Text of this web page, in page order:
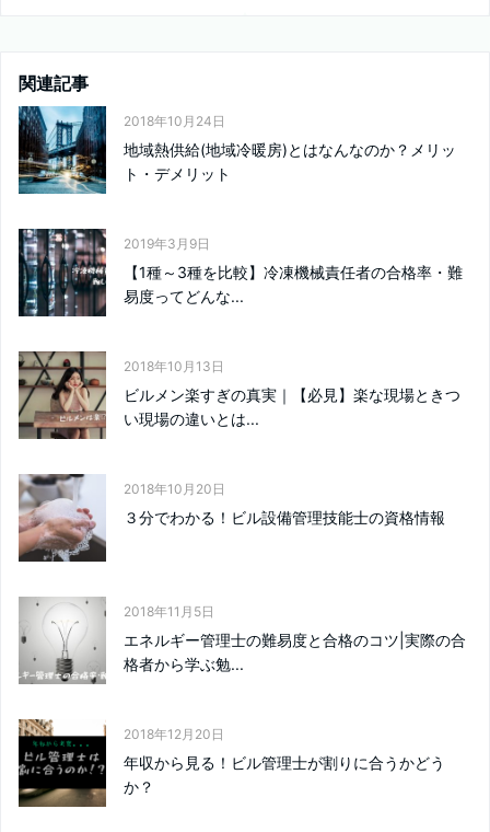
関連記事
2018年10月24日
地域熱供給(地域冷暖房)とはなんなのか？メリッ
ト・デメリット
2019年3月9日
【1種～3種を比較】冷凍機械責任者の合格率・難
易度ってどんな...
2018年10月13日
ビルメン楽すぎの真実｜【必見】楽な現場ときつ
い現場の違いとは...
2018年10月20日
３分でわかる！ビル設備管理技能士の資格情報
2018年11月5日
エネルギー管理士の難易度と合格のコツ|実際の合
格者から学ぶ勉...
2018年12月20日
年収から見る！ビル管理士が割りに合うかどう
か？